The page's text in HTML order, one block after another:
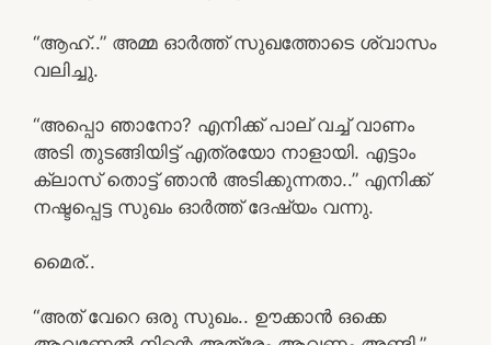
“ആഹ്..” അമ്മ ഓർത്ത് സുഖത്തോടെ ശ്വാസം
വലിച്ചു.
“അപ്പൊ ഞാനോ? എനിക്ക് പാല് വച്ച് വാണം
അടി തുടങ്ങിയിട്ട് എത്രയോ നാളായി. എട്ടാം
ക്ലാസ് തൊട്ട് ഞാൻ അടിക്കുന്നതാ..” എനിക്ക്
നഷ്ടപ്പെട്ട സുഖം ഓർത്ത് ദേഷ്യം വന്നു.
മൈര്..
“അത് വേറെ ഒരു സുഖം.. ഊക്കാൻ ഒക്കെ